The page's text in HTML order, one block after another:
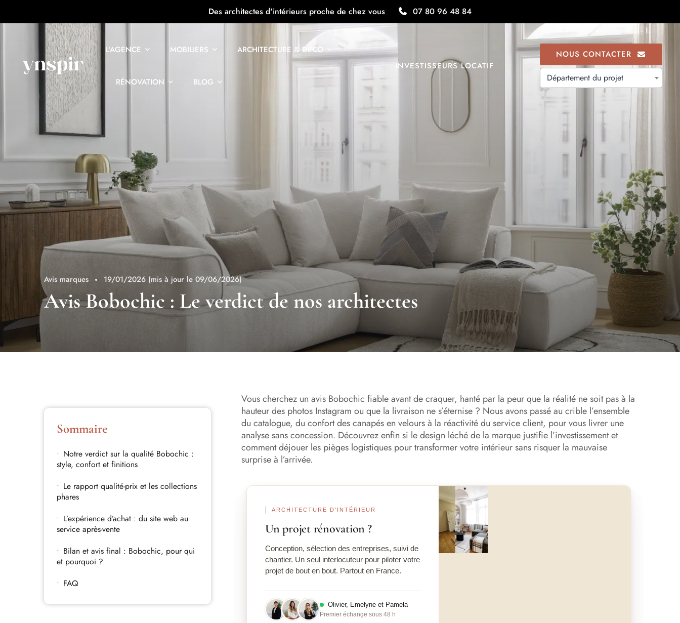
Des architectes d'intérieurs proche de chez vous 07 80 96 48 84
L’AGENCE MOBILIERS ARCHITECTURE & DÉCO
RÉNOVATION BLOG
INVESTISSEURS LOCATIF
NOUS CONTACTER
Département du projet
Avis marques 19/01/2026 (mis à jour le 09/06/2026)
Avis Bobochic : Le verdict de nos architectes
Sommaire
Notre verdict sur la qualité Bobochic :
style, confort et finitions
Le rapport qualité-prix et les collections
phares
L’expérience d’achat : du site web au
service après-vente
Bilan et avis final : Bobochic, pour qui
et pourquoi ?
FAQ
Vous cherchez un avis Bobochic fiable avant de craquer, hanté par la peur que la réalité ne soit pas à la
hauteur des photos Instagram ou que la livraison ne s’éternise ? Nous avons passé au crible l’ensemble
du catalogue, du confort des canapés en velours à la réactivité du service client, pour vous livrer une
analyse sans concession. Découvrez enfin si le design léché de la marque justifie l’investissement et
comment déjouer les pièges logistiques pour transformer votre intérieur sans risquer la mauvaise
surprise à l’arrivée.
ARCHITECTURE D'INTÉRIEUR
Un projet rénovation ?
Conception, sélection des entreprises, suivi de
chantier. Un seul interlocuteur pour piloter votre
projet de bout en bout. Partout en France.
Olivier, Emelyne et Pamela
Premier échange sous 48 h
Avant Après